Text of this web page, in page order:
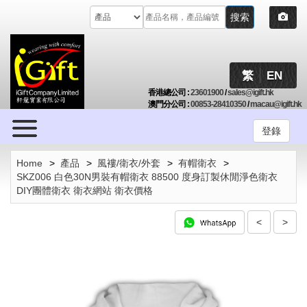
搜索
繁 EN
香港總公司 :23601900/sales@igift.hk
澳門分公司 :00853-28410350/macau@igift.hk
登錄
Home > 產品 > 風褸/衛衣/外套 > 有帽衛衣
>
SKZ006 白色30N男裝有帽衛衣 88500 度身訂製休閒淨色衛衣
DIY團體衛衣 衛衣網站 衛衣價格
< >